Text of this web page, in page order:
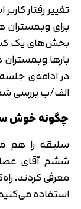
تغییر رفتار
بخش‌های یک کسب
بارها
در ادامه‌ی
الف/ب بررسی
چگونه خوش
سلیقه را هم
ششم آقای
معرفی کردند.
استفاده